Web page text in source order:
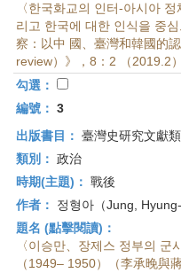
〈한국화교의 인터-아시아
리고 한국에 대한 인식을 중
察：以中 國、臺灣和韓國的
review）》，8：2 （2019.2
勾選：
編號： 3
出版書目： 臺灣史研究文獻
類別： 政治
時期(主題)： 戰後
作者：
정형아（Jung,
題名 (點擊閱讀)：
〈이승만、장제스 정부의 군
（1949– 1950）（李承晚與